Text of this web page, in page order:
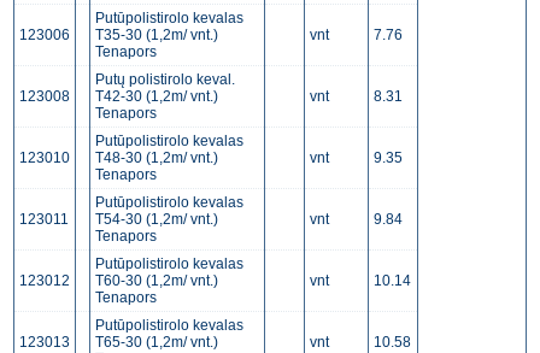
123006
Putūpolistirolo kevalas
T35-30 (1,2m/ vnt.)
Tenapors
vnt 7.76
123008
Putų polistirolo keval.
T42-30 (1,2m/ vnt.)
Tenapors
vnt 8.31
123010
Putūpolistirolo kevalas
T48-30 (1,2m/ vnt.)
Tenapors
vnt 9.35
123011
Putūpolistirolo kevalas
T54-30 (1,2m/ vnt.)
Tenapors
vnt 9.84
123012
Putūpolistirolo kevalas
T60-30 (1,2m/ vnt.)
Tenapors
vnt 10.14
123013
Putūpolistirolo kevalas
T65-30 (1,2m/ vnt.)
vnt 10.58